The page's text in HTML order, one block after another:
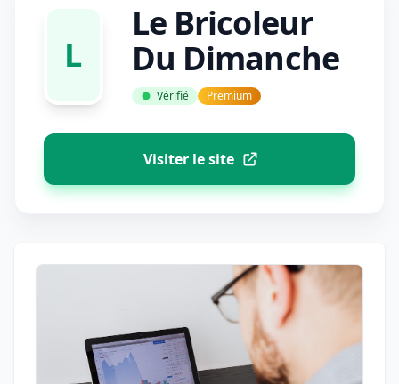
L
Le Bricoleur
Du Dimanche
Vérifié Premium
Visiter le site